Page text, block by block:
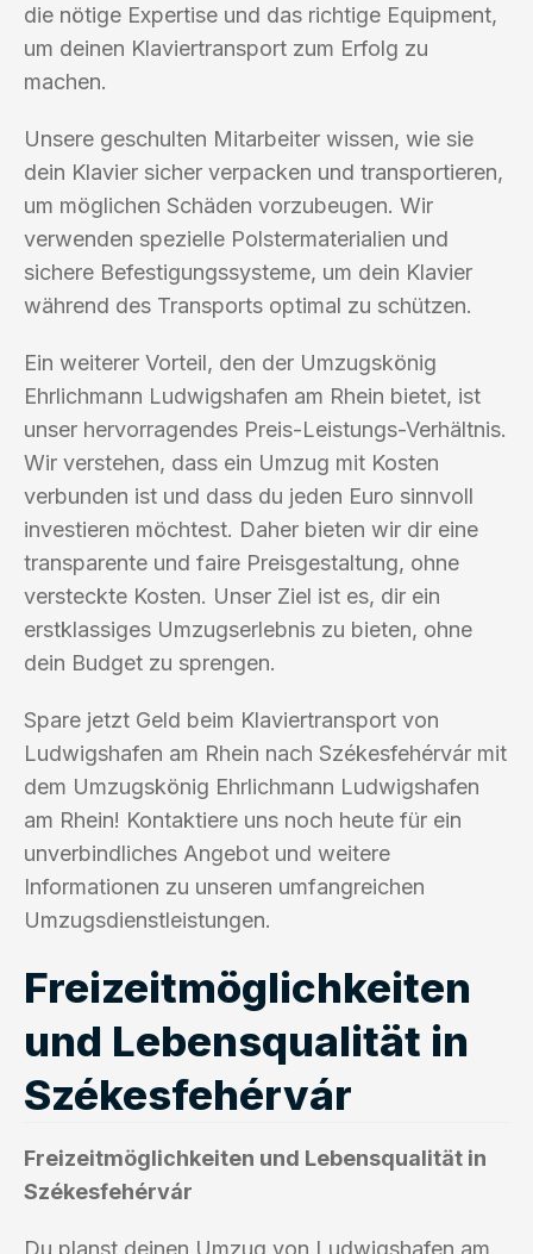
die nötige Expertise und das richtige Equipment,
um deinen Klaviertransport zum Erfolg zu
machen.
Unsere geschulten Mitarbeiter wissen, wie sie
dein Klavier sicher verpacken und transportieren,
um möglichen Schäden vorzubeugen. Wir
verwenden spezielle Polstermaterialien und
sichere Befestigungssysteme, um dein Klavier
während des Transports optimal zu schützen.
Ein weiterer Vorteil, den der Umzugskönig
Ehrlichmann Ludwigshafen am Rhein bietet, ist
unser hervorragendes Preis-Leistungs-Verhältnis.
Wir verstehen, dass ein Umzug mit Kosten
verbunden ist und dass du jeden Euro sinnvoll
investieren möchtest. Daher bieten wir dir eine
transparente und faire Preisgestaltung, ohne
versteckte Kosten. Unser Ziel ist es, dir ein
erstklassiges Umzugserlebnis zu bieten, ohne
dein Budget zu sprengen.
Spare jetzt Geld beim Klaviertransport von
Ludwigshafen am Rhein nach Székesfehérvár mit
dem Umzugskönig Ehrlichmann Ludwigshafen
am Rhein! Kontaktiere uns noch heute für ein
unverbindliches Angebot und weitere
Informationen zu unseren umfangreichen
Umzugsdienstleistungen.
Freizeitmöglichkeiten
und Lebensqualität in
Székesfehérvár
Freizeitmöglichkeiten und Lebensqualität in
Székesfehérvár
Du planst deinen Umzug von Ludwigshafen am